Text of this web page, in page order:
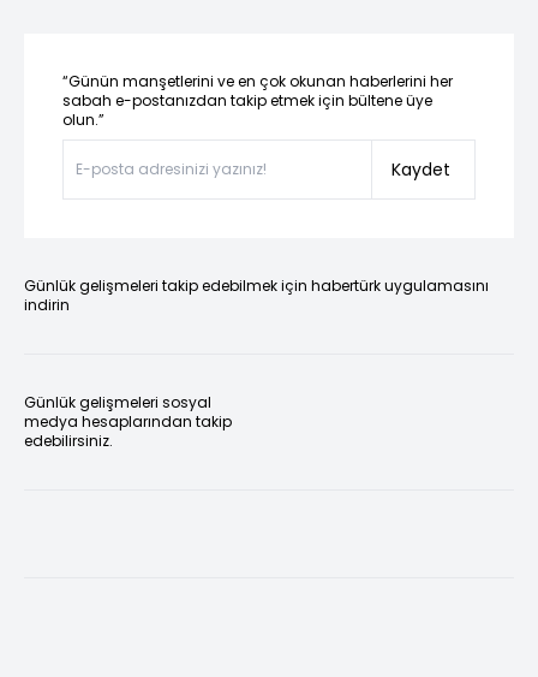
“Günün manşetlerini ve en çok okunan haberlerini her
sabah e-postanızdan takip etmek için bültene üye
olun.”
Kaydet
Günlük gelişmeleri takip edebilmek için habertürk uygulamasını
indirin
Günlük gelişmeleri sosyal
medya hesaplarından takip
edebilirsiniz.